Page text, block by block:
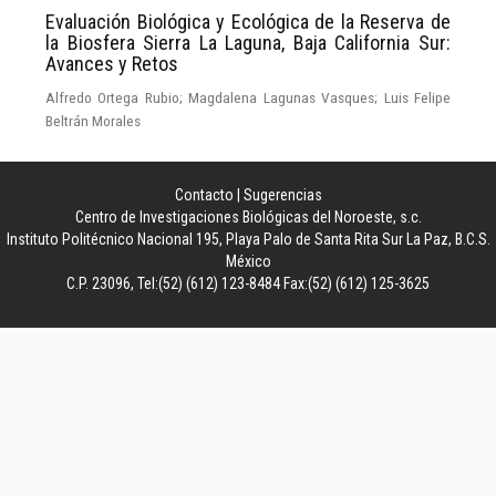
Evaluación Biológica y Ecológica de la Reserva de
la Biosfera Sierra La Laguna, Baja California Sur:
Avances y Retos
Alfredo Ortega Rubio; Magdalena Lagunas Vasques; Luis Felipe
Beltrán Morales
Contacto
Sugerencias
Centro de Investigaciones Biológicas del Noroeste, s.c.
Instituto Politécnico Nacional 195, Playa Palo de Santa Rita Sur La Paz, B.C.S.
México
C.P. 23096, Tel:(52) (612) 123-8484 Fax:(52) (612) 125-3625